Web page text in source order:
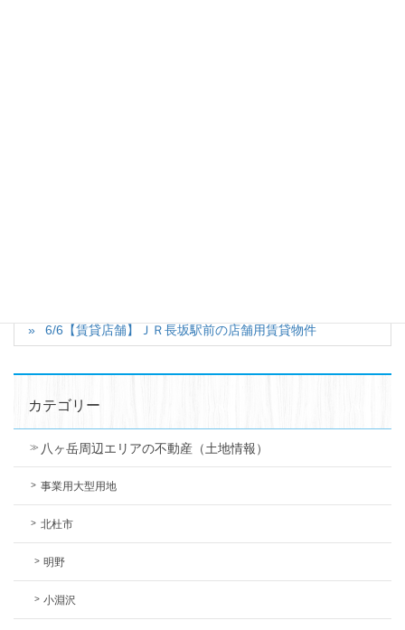
6/6【賃貸店舗】ＪＲ長坂駅前の店舗用賃貸物件
カテゴリー
八ヶ岳周辺エリアの不動産（土地情報）
事業用大型用地
北杜市
明野
小淵沢